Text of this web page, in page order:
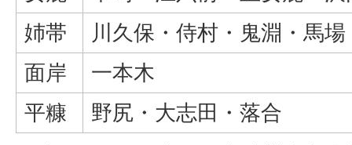
姉帯
川久保・侍村・鬼淵・馬
面岸
一本木
平糠
野尻・大志田・落合